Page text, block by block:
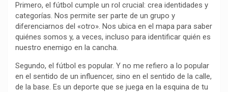
Primero, el fútbol cumple un rol crucial: crea identidades y
categorías. Nos permite ser parte de un grupo y
diferenciarnos del «otro». Nos ubica en el mapa para saber
quiénes somos y, a veces, incluso para identificar quién es
nuestro enemigo en la cancha.
Segundo, el fútbol es popular. Y no me refiero a lo popular
en el sentido de un influencer, sino en el sentido de la calle,
de la base. Es un deporte que se juega en la esquina de tu